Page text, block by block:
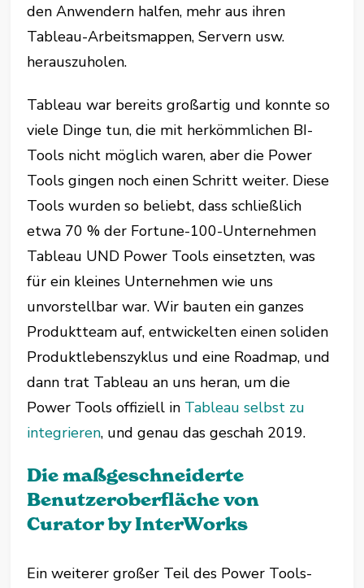
den Anwendern halfen, mehr aus ihren
Tableau-Arbeitsmappen, Servern usw.
herauszuholen.
Tableau war bereits großartig und konnte so
viele Dinge tun, die mit herkömmlichen BI-
Tools nicht möglich waren, aber die Power
Tools gingen noch einen Schritt weiter. Diese
Tools wurden so beliebt, dass schließlich
etwa 70 % der Fortune-100-Unternehmen
Tableau UND Power Tools einsetzten, was
für ein kleines Unternehmen wie uns
unvorstellbar war. Wir bauten ein ganzes
Produktteam auf, entwickelten einen soliden
Produktlebenszyklus und eine Roadmap, und
dann trat Tableau an uns heran, um die
Power Tools offiziell in Tableau selbst zu
integrieren, und genau das geschah 2019.
Die maßgeschneiderte
Benutzeroberfläche von
Curator by InterWorks
Ein weiterer großer Teil des Power Tools-